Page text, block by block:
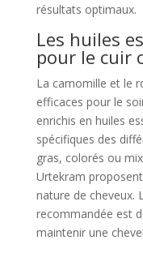
résultats optimaux.
Les huiles
pour le cuir
La camomille et le
efficaces pour le
enrichis en huiles
spécifiques des
gras, colorés ou
Urtekram
nature de cheveux.
recommandée est
maintenir une